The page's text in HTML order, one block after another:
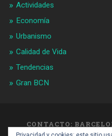
Actividades
Economía
Urbanismo
Calidad de Vida
Tendencias
Gran BCN
CONTACTO: